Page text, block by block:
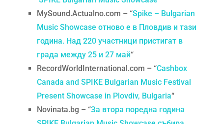
MySound.Actualno.com – “Spike – Bulgarian
Music Showcase отново е в Пловдив и тази
година. Над 220 участници пристигат в
града между 25 и 27 май“
RecordWorldInternational.com – “Cashbox
Canada and SPIKE Bulgarian Music Festival
Present Showcase in Plovdiv, Bulgaria“
Novinata.bg – “За втора поредна година